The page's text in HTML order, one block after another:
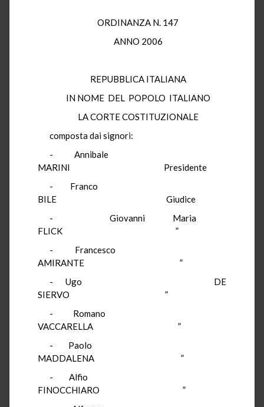
ORDINANZA N. 147
ANNO 2006
REPUBBLICA ITALIANA
IN NOME DEL POPOLO ITALIANO
LA CORTE COSTITUZIONALE
composta dai signori:
- Annibale
MARINI Presidente
- Franco
BILE Giudice
- Giovanni Maria
FLICK ”
- Francesco
AMIRANTE ”
- Ugo DE
SIERVO ”
- Romano
VACCARELLA ”
- Paolo
MADDALENA ”
- Alfio
FINOCCHIARO ”